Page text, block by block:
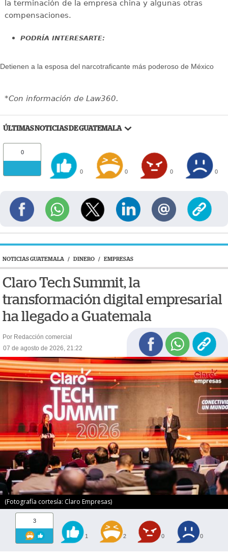
la terminación de la empresa china y algunas otras
compensaciones.
PODRÍA INTERESARTE:
Detienen a la esposa del narcotraficante más poderoso de México
*Con información de Law360.
ÚLTIMAS NOTICIAS DE GUATEMALA
0
0 0 0 0
NOTICIAS GUATEMALA / DINERO / EMPRESAS
Claro Tech Summit, la
transformación digital empresarial
ha llegado a Guatemala
Por Redacción comercial
07 de agosto de 2026, 21:22
(Fotografía cortesía: Claro Empresas)
3
1 2 0 0